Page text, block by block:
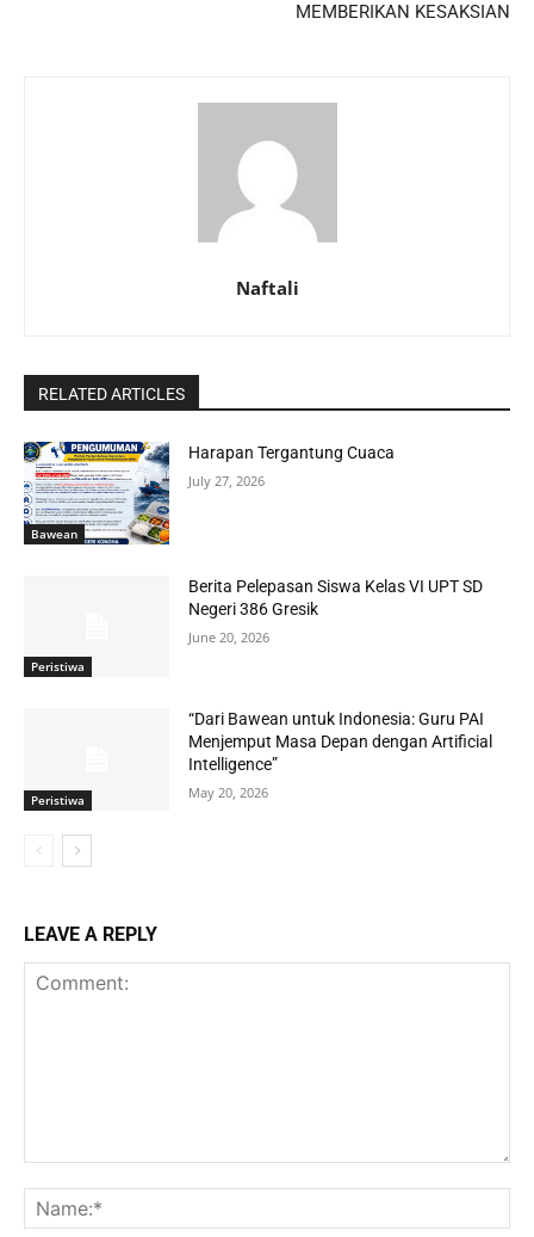
MEMBERIKAN KESAKSIAN
Naftali
RELATED ARTICLES
Bawean
Harapan Tergantung Cuaca
July 27, 2026
Peristiwa
Berita Pelepasan Siswa Kelas VI UPT SD
Negeri 386 Gresik
June 20, 2026
Peristiwa
“Dari Bawean untuk Indonesia: Guru PAI
Menjemput Masa Depan dengan Artificial
Intelligence”
May 20, 2026
LEAVE A REPLY